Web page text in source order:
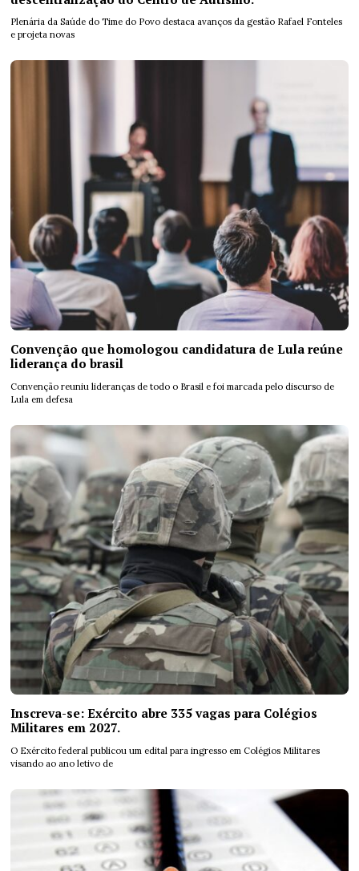
Plenária da Saúde do Time do Povo destaca avanços da gestão Rafael Fonteles
e projeta novas
Convenção que homologou candidatura de Lula reúne
liderança do brasil
Convenção reuniu lideranças de todo o Brasil e foi marcada pelo discurso de
Lula em defesa
Inscreva-se: Exército abre 335 vagas para Colégios
Militares em 2027.
O Exército federal publicou um edital para ingresso em Colégios Militares
visando ao ano letivo de